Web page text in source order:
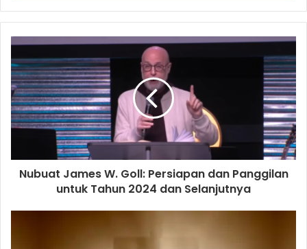
y
r
E
m
a
i
l
Nubuat James W. Goll: Persiapan dan Panggilan
untuk Tahun 2024 dan Selanjutnya